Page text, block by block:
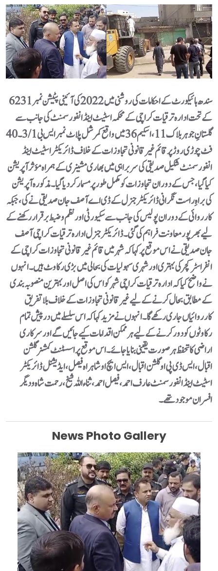
کے تحت ادارہ ترقیات کراچی کے محکمہ اسٹیٹ اینڈ انفورسمنٹ کی جانب سے
گلستانِ جوہر بلاک 11، اسکیم 36 میں واقع کمرشل پلاٹ نمبر ایس بی 3/1۔ 40
فٹ چوڑی روڑپرقائم غیر قانونی تجاوزات کے خلاف ڈائریکٹر اسٹیٹ اینڈ
انفورسمنٹ شکیل صدیقی کی سربراہی میں بھاری مشینری کے ہمراہ مؤثر آپریشن
کیا گیا، جس کے دوران تجاوزات کو مکمل طور پر مسمار کر دیا گیا۔مذکورہ آپریشن
کی براہِ راست نگرانی ڈائریکٹر جنرل کے ڈی اے آصف جان صدیقی نے کی، جبکہ
کارروائی کے دوران پولیس کی جانب سے سکیورٹی اور نظم و ضبط برقرار رکھنے کے
لیے بھرپور معاونت فراہم کی گئی۔ڈائریکٹر جنرل ادارہ ترقیات کراچی آصف
جان صدیقی نے اس موقع پر کہا کہ شہر میں قائم غیر قانونی تجاوزات کراچی کے
انفراسٹرکچر کی بہتری اور شہری سہولیات کی بحالی میں بڑی رکاوٹ ہیں۔ انہوں
نے واضح کیا کہ ادارہ ترقیات کراچی شہر کو اس کی اصل اور بہترین منصوبہ بندی
کے مطابق بحال کرنے کے لیے غیر قانونی تجاوزات کے خلاف بلا تفریق
کارروائیاں جاری رکھے گا۔انہوں نے مزید کہا کہ اس سلسلے میں درپیش تمام
رکاوٹوں کو دور کرنے کے لیے ہر ممکن اقدامات کیے جائیں گے اور سرکاری
اراضی کا تحفظ ہر صورت یقینی بنایا جائے۔ اس موقع پر اسسٹنٹ کمشنر گلشن
اقبال، ایس ڈی پی او گلشن اقبال، ایس ایچ او شاہراہ فیصل، ایڈیشنل ڈائریکٹر
اسٹیٹ اینڈ انفورسمنٹ عارف احمد، فیصل احمد، ثناء اللہ شیخ، رحمت شاہ و دیگر
News Photo Gallery